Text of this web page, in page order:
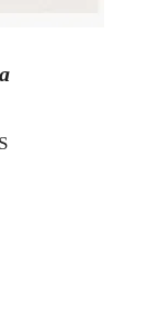
Prix promotionnel